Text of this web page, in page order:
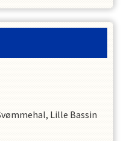
Lille Bassin